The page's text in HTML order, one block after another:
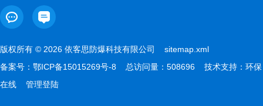
版权所有 © 2026 依客思防爆科技有限公司 sitemap.xml
备案号： 鄂ICP备15015269号-8 总访问量：508696 技术支持： 环保
在线
管理登陆